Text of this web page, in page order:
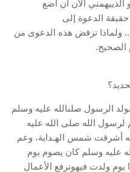
الآن أن أضع
الدعوة إلى
ولماذا ترفض هذه الدعوى من
الصحيح.
الرسول صلىالله عليه وسلم
الله صلى الله عليه
أشرقت شمس الهـداية، وعم
عليه وسلم كان يصوم يوم
يوم ولدت فيهوترفع الأعمال